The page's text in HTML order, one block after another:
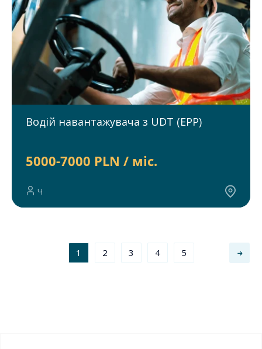
Водій навантажувача з UDT (EPP)
5000-7000 PLN / міс.
Ч
1 2 3 4 5